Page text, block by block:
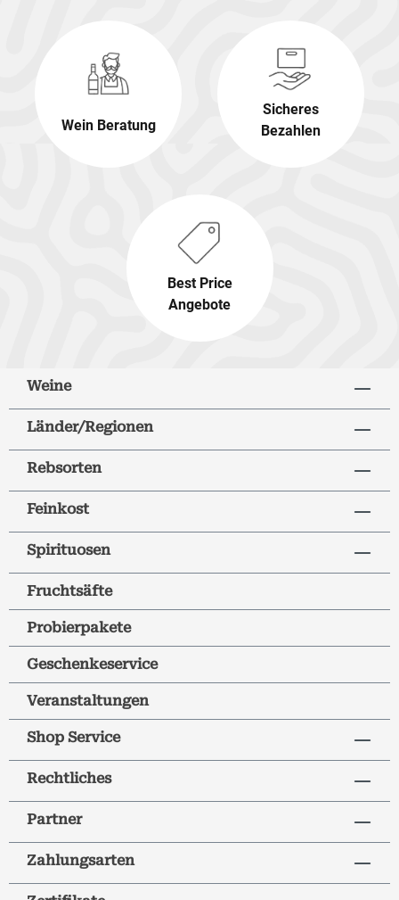
Wein Beratung
Sicheres
Bezahlen
Best Price
Angebote
Weine
Länder/Regionen
Rebsorten
Feinkost
Spirituosen
Fruchtsäfte
Probierpakete
Geschenkeservice
Veranstaltungen
Shop Service
Rechtliches
Partner
Zahlungsarten